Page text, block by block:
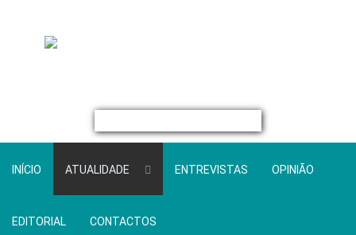
INÍCIO ATUALIDADE ENTREVISTAS OPINIÃO
EDITORIAL CONTACTOS